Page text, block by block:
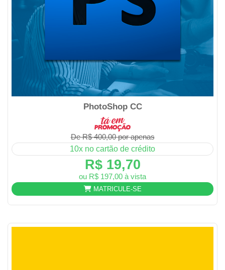
PhotoShop CC
De R$ 400,00 por apenas
10x no cartão de crédito
R$ 19,70
ou R$ 197,00 à vista
MATRICULE-SE